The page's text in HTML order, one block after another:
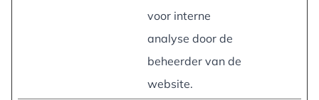
voor interne
analyse door de
beheerder van de
website.